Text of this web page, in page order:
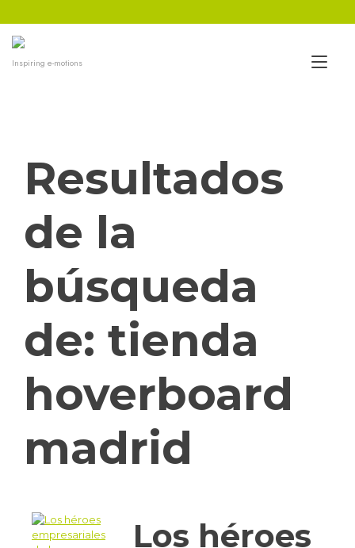
al
contenido
Inspiring e-motions
Resultados
de la
búsqueda
de: tienda
hoverboard
madrid
Los héroes